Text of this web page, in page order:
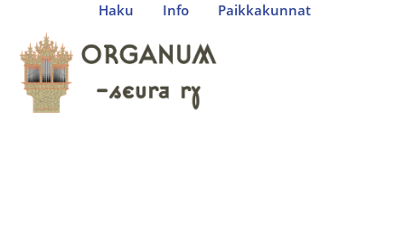
Haku Info Paikkakunnat